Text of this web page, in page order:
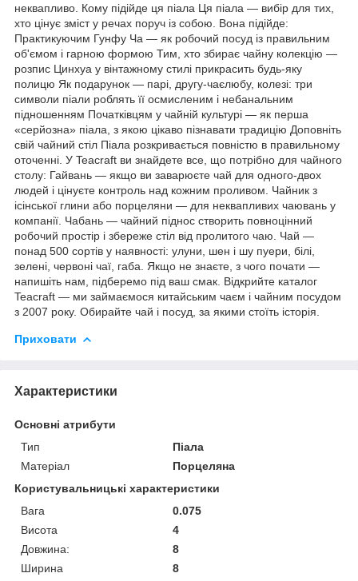
неквапливо. Кому підійде ця піала Ця піала — вибір для тих,
хто цінує зміст у речах поруч із собою. Вона підійде:
Практикуючим Гунфу Ча — як робочий посуд із правильним
об'ємом і гарною формою Тим, хто збирає чайну колекцію —
розпис Цинхуа у вінтажному стилі прикрасить будь-яку
полицю Як подарунок — парі, другу-чаєлюбу, колезі: три
символи піали роблять її осмисленим і небанальним
підношенням Початківцям у чайній культурі — як перша
«серйозна» піала, з якою цікаво пізнавати традицію Доповніть
свій чайний стіл Піала розкривається повністю в правильному
оточенні. У Teacraft ви знайдете все, що потрібно для чайного
столу: Гайвань — якщо ви заварюєте чай для одного-двох
людей і цінуєте контроль над кожним проливом. Чайник з
ісінської глини або порцеляни — для неквапливих чаювань у
компанії. Чабань — чайний піднос створить повноцінний
робочий простір і збереже стіл від пролитого чаю. Чай —
понад 500 сортів у наявності: улуни, шен і шу пуери, білі,
зелені, червоні чаї, габа. Якщо не знаєте, з чого почати —
напишіть нам, підберемо під ваш смак. Відкрийте каталог
Teacraft — ми займаємося китайським чаєм і чайним посудом
з 2007 року. Обирайте чай і посуд, за якими стоїть історія.
Приховати
Характеристики
Основні атрибути
Тип
Піала
Матеріал
Порцеляна
Користувальницькі характеристики
Вага
0.075
Висота
4
Довжина:
8
Ширина
8